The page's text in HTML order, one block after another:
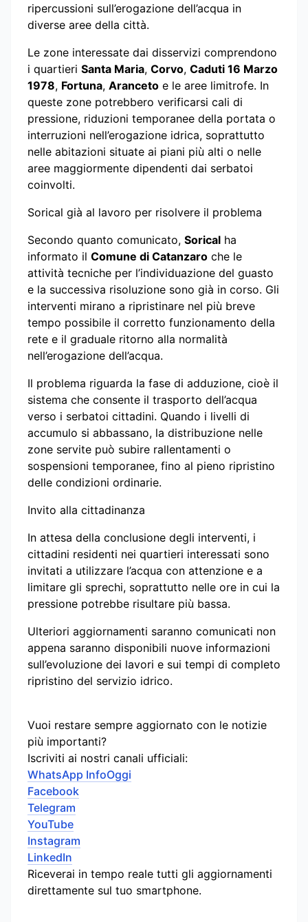
ripercussioni sull’erogazione dell’acqua in
diverse aree della città.
Le zone interessate dai disservizi comprendono
i quartieri Santa Maria, Corvo, Caduti 16 Marzo
1978, Fortuna, Aranceto e le aree limitrofe. In
queste zone potrebbero verificarsi cali di
pressione, riduzioni temporanee della portata o
interruzioni nell’erogazione idrica, soprattutto
nelle abitazioni situate ai piani più alti o nelle
aree maggiormente dipendenti dai serbatoi
coinvolti.
Sorical già al lavoro per risolvere il problema
Secondo quanto comunicato, Sorical ha
informato il Comune di Catanzaro che le
attività tecniche per l’individuazione del guasto
e la successiva risoluzione sono già in corso. Gli
interventi mirano a ripristinare nel più breve
tempo possibile il corretto funzionamento della
rete e il graduale ritorno alla normalità
nell’erogazione dell’acqua.
Il problema riguarda la fase di adduzione, cioè il
sistema che consente il trasporto dell’acqua
verso i serbatoi cittadini. Quando i livelli di
accumulo si abbassano, la distribuzione nelle
zone servite può subire rallentamenti o
sospensioni temporanee, fino al pieno ripristino
delle condizioni ordinarie.
Invito alla cittadinanza
In attesa della conclusione degli interventi, i
cittadini residenti nei quartieri interessati sono
invitati a utilizzare l’acqua con attenzione e a
limitare gli sprechi, soprattutto nelle ore in cui la
pressione potrebbe risultare più bassa.
Ulteriori aggiornamenti saranno comunicati non
appena saranno disponibili nuove informazioni
sull’evoluzione dei lavori e sui tempi di completo
ripristino del servizio idrico.
Vuoi restare sempre aggiornato con le notizie
più importanti?
Iscriviti ai nostri canali ufficiali:
WhatsApp InfoOggi
Facebook
Telegram
YouTube
Instagram
LinkedIn
Riceverai in tempo reale tutti gli aggiornamenti
direttamente sul tuo smartphone.